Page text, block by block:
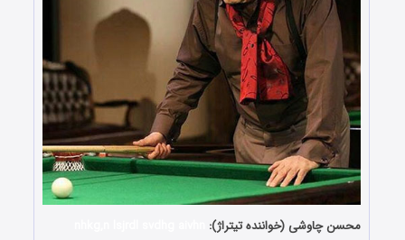
محسن چاوشی (خواننده تیتراژ):